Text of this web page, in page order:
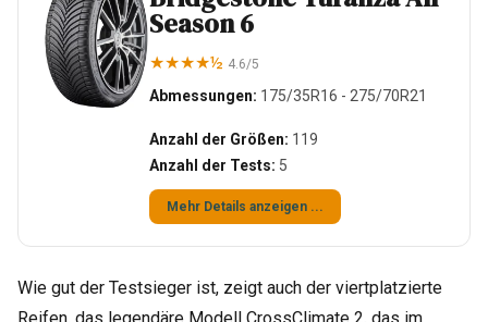
Season 6
★★★★½ 4.6/5
Abmessungen: 175/35R16 - 275/70R21
Anzahl der Größen: 119
Anzahl der Tests: 5
Mehr Details anzeigen ...
Wie gut der Testsieger ist, zeigt auch der viertplatzierte